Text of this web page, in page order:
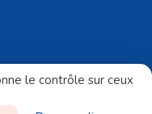
par Altelis
le contrôle sur ceux